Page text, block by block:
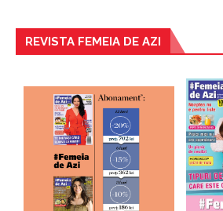
REVISTA FEMEIA DE AZI